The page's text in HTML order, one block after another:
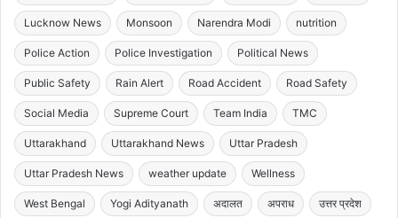
Lucknow News Monsoon Narendra Modi nutrition
Police Action Police Investigation Political News
Public Safety Rain Alert Road Accident Road Safety
Social Media Supreme Court Team India TMC
Uttarakhand Uttarakhand News Uttar Pradesh
Uttar Pradesh News weather update Wellness
West Bengal Yogi Adityanath अदालत अपराध उत्तर प्रदेश